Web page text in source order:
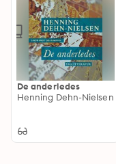
De anderledes
Henning Dehn-Nielsen